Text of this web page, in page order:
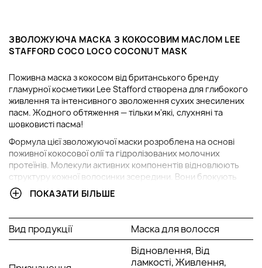
ЗВОЛОЖУЮЧА МАСКА З КОКОСОВИМ МАСЛОМ LEE
STAFFORD COCO LOCO COCONUT MASK
Поживна маска з кокосом від британського бренду
гламурної косметики Lee Stafford створена для глибокого
живлення та інтенсивного зволоження сухих знесилених
пасм. Жодного обтяження — тільки м'які, слухняні та
шовковисті пасма!
Формула цієї зволожуючої маски розроблена на основі
поживної кокосової олії та гідролізованих молочних
протеїнів. Молекули активних компонентів відновлюють
структуру кожної волосинки зсередини. Вони блокують
виснаження кератинового шару, заповнюють пасма
життєвою енергією, зміцнюють та перешкоджають їх
блискучими та гладкими. Більше ніякої сухості! Після
використання маски Coco Loco волосся виглядає
доглянутим і стає м'яким на дотик.
Крім того, маска від Lee Stafford має ніжний кокосовий
ПОКАЗАТИ БІЛЬШЕ
Вид продукції Маска для волосся
Відновлення, Від
ламкості, Живлення,